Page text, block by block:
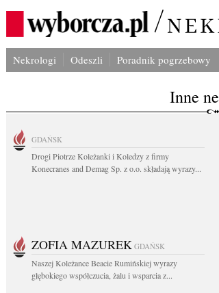
Nekrologi Odeszli Poradnik pogrzebowy
Inne
GDAŃSK
Drogi Piotrze Koleżanki i Koledzy z firmy
Konecranes and Demag Sp. z o.o. składają wyrazy...
ZOFIA MAZUREK GDAŃSK
Naszej Koleżance Beacie Rumińskiej wyrazy
głębokiego współczucia, żalu i wsparcia z...